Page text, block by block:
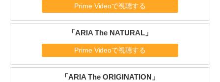
Prime Videoで視聴する
「ARIA The NATURAL」
Prime Videoで視聴する
「ARIA The ORIGINATION」